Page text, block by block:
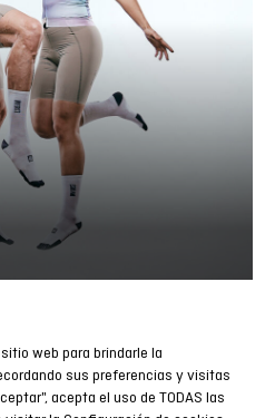
Newsletter
Neuigkeiten, Berichte und
web para brindarle la
sus preferencias y visitas
acepta el uso de TODAS las